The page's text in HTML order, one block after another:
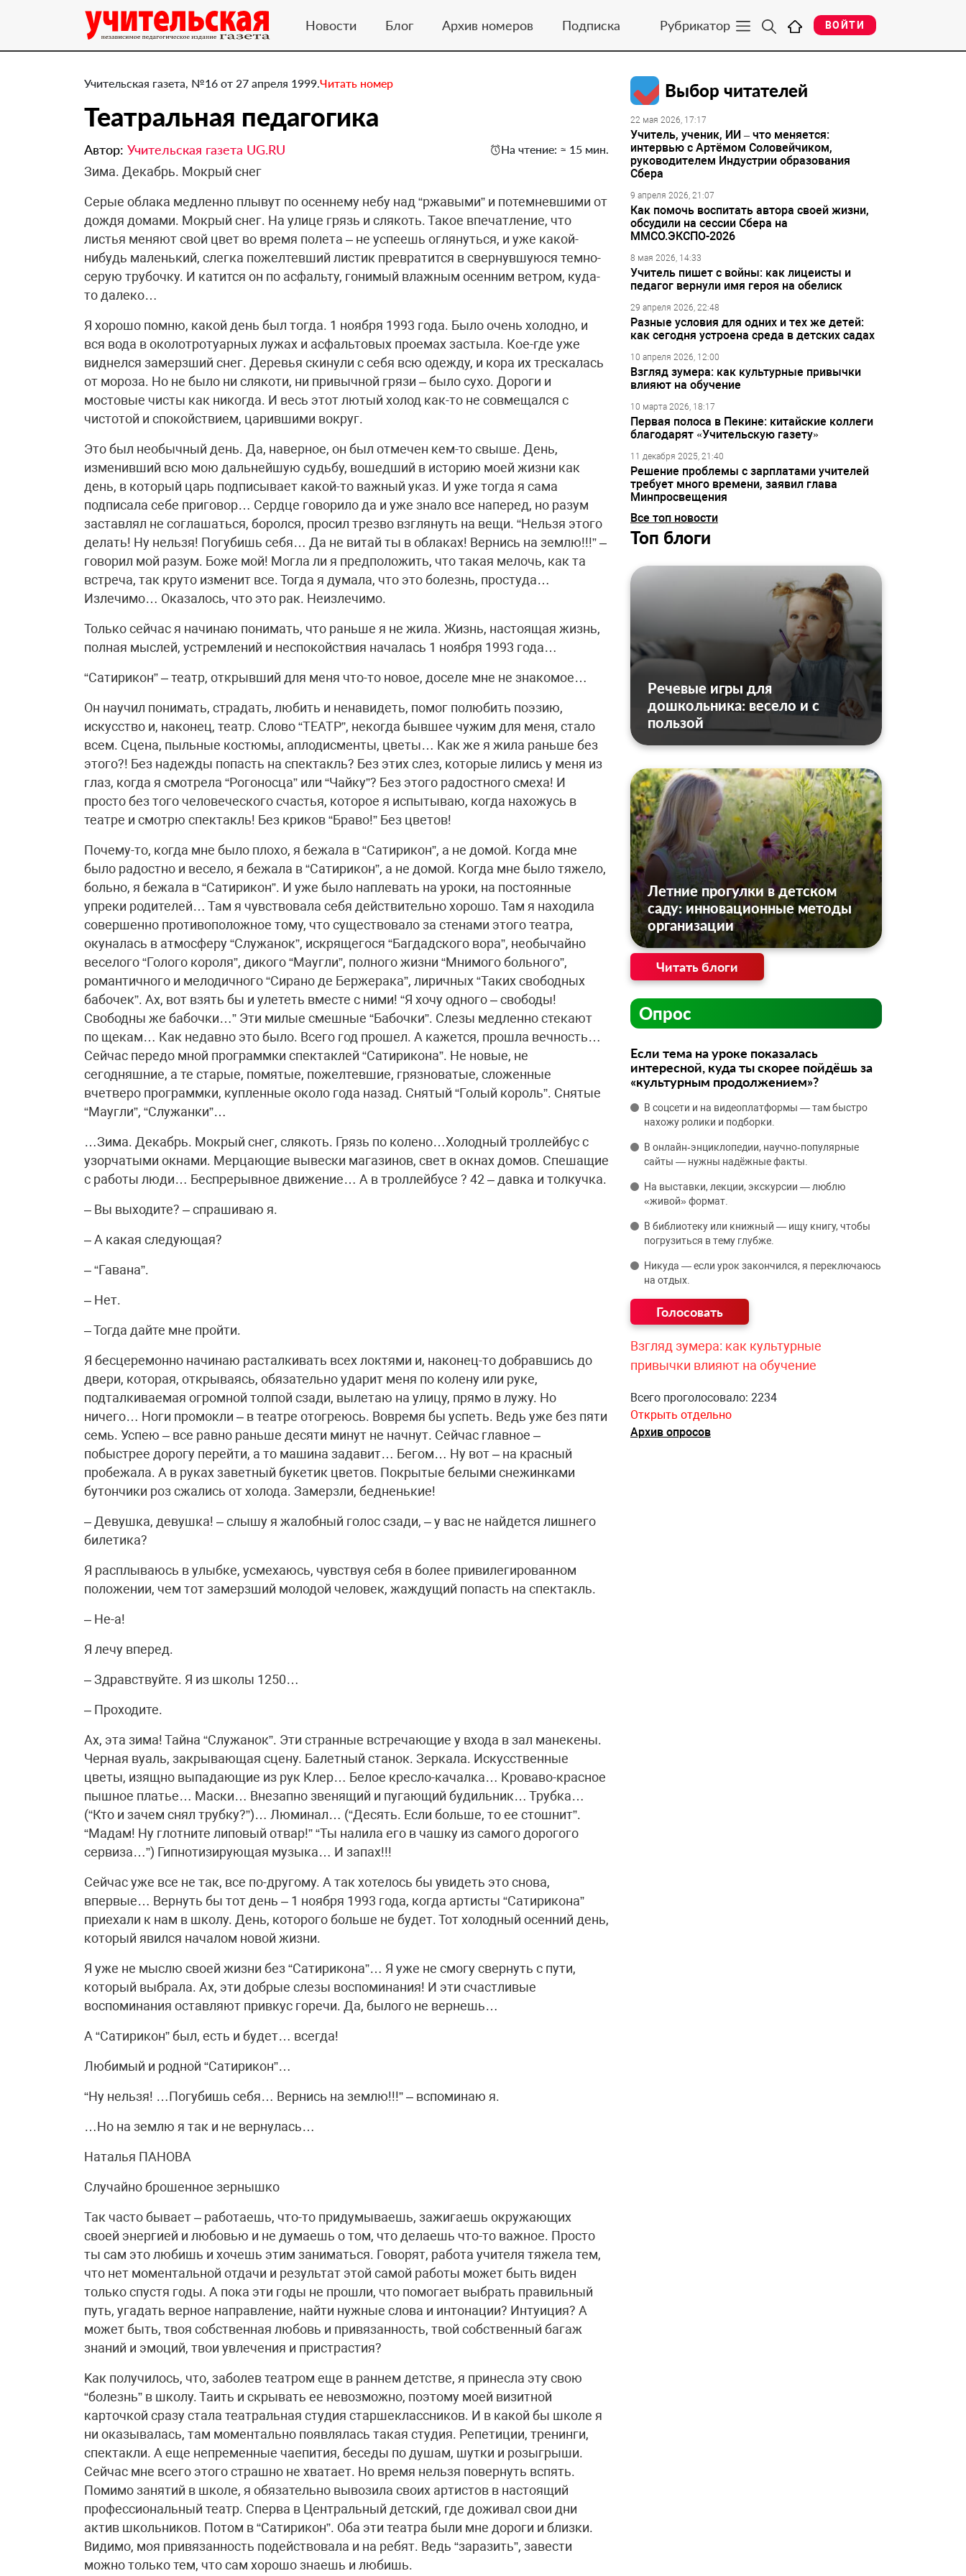
Новости Блог Архив номеров Подписка Рубрикатор ВОЙТИ
Учительская газета, №16 от 27 апреля 1999.Читать номер
Театральная педагогика
Автор: Учительская газета UG.RU На чтение: ≈ 15 мин.
Зима. Декабрь. Мокрый снег
Серые облака медленно плывут по осеннему небу над “ржавыми” и потемневшими от
дождя домами. Мокрый снег. На улице грязь и слякоть. Такое впечатление, что
листья меняют свой цвет во время полета – не успеешь оглянуться, и уже какой-
нибудь маленький, слегка пожелтевший листик превратится в свернувшуюся темно-
серую трубочку. И катится он по асфальту, гонимый влажным осенним ветром, куда-
то далеко…
Я хорошо помню, какой день был тогда. 1 ноября 1993 года. Было очень холодно, и
вся вода в околотротуарных лужах и асфальтовых проемах застыла. Кое-где уже
виднелся замерзший снег. Деревья скинули с себя всю одежду, и кора их трескалась
от мороза. Но не было ни слякоти, ни привычной грязи – было сухо. Дороги и
мостовые чисты как никогда. И весь этот лютый холод как-то не совмещался с
чистотой и спокойствием, царившими вокруг.
Это был необычный день. Да, наверное, он был отмечен кем-то свыше. День,
изменивший всю мою дальнейшую судьбу, вошедший в историю моей жизни как
день, в который царь подписывает какой-то важный указ. И уже тогда я сама
подписала себе приговор… Сердце говорило да и уже знало все наперед, но разум
заставлял не соглашаться, боролся, просил трезво взглянуть на вещи. “Нельзя этого
делать! Ну нельзя! Погубишь себя… Да не витай ты в облаках! Вернись на землю!!!” –
говорил мой разум. Боже мой! Могла ли я предположить, что такая мелочь, как та
встреча, так круто изменит все. Тогда я думала, что это болезнь, простуда…
Излечимо… Оказалось, что это рак. Неизлечимо.
Только сейчас я начинаю понимать, что раньше я не жила. Жизнь, настоящая жизнь,
полная мыслей, устремлений и неспокойствия началась 1 ноября 1993 года…
“Сатирикон” – театр, открывший для меня что-то новое, доселе мне не знакомое…
Он научил понимать, страдать, любить и ненавидеть, помог полюбить поэзию,
искусство и, наконец, театр. Слово “ТЕАТР”, некогда бывшее чужим для меня, стало
всем. Сцена, пыльные костюмы, аплодисменты, цветы… Как же я жила раньше без
этого?! Без надежды попасть на спектакль? Без этих слез, которые лились у меня из
глаз, когда я смотрела “Рогоносца” или “Чайку”? Без этого радостного смеха! И
просто без того человеческого счастья, которое я испытываю, когда нахожусь в
театре и смотрю спектакль! Без криков “Браво!” Без цветов!
Почему-то, когда мне было плохо, я бежала в “Сатирикон”, а не домой. Когда мне
было радостно и весело, я бежала в “Сатирикон”, а не домой. Когда мне было тяжело,
больно, я бежала в “Сатирикон”. И уже было наплевать на уроки, на постоянные
упреки родителей… Там я чувствовала себя действительно хорошо. Там я находила
совершенно противоположное тому, что существовало за стенами этого театра,
окуналась в атмосферу “Служанок”, искрящегося “Багдадского вора”, необычайно
веселого “Голого короля”, дикого “Маугли”, полного жизни “Мнимого больного”,
романтичного и мелодичного “Сирано де Бержерака”, лиричных “Таких свободных
бабочек”. Ах, вот взять бы и улететь вместе с ними! “Я хочу одного – свободы!
Свободны же бабочки…” Эти милые смешные “Бабочки”. Слезы медленно стекают
по щекам… Как недавно это было. Всего год прошел. А кажется, прошла вечность…
Сейчас передо мной программки спектаклей “Сатирикона”. Не новые, не
сегодняшние, а те старые, помятые, пожелтевшие, грязноватые, сложенные
вчетверо программки, купленные около года назад. Снятый “Голый король”. Снятые
“Маугли”, “Служанки”…
…Зима. Декабрь. Мокрый снег, слякоть. Грязь по колено…Холодный троллейбус с
узорчатыми окнами. Мерцающие вывески магазинов, свет в окнах домов. Спешащие
с работы люди… Беспрерывное движение… А в троллейбусе ? 42 – давка и толкучка.
– Вы выходите? – спрашиваю я.
– А какая следующая?
– “Гавана”.
– Нет.
– Тогда дайте мне пройти.
Я бесцеремонно начинаю расталкивать всех локтями и, наконец-то добравшись до
двери, которая, открываясь, обязательно ударит меня по колену или руке,
подталкиваемая огромной толпой сзади, вылетаю на улицу, прямо в лужу. Но
ничего… Ноги промокли – в театре отогреюсь. Вовремя бы успеть. Ведь уже без пяти
семь. Успею – все равно раньше десяти минут не начнут. Сейчас главное –
побыстрее дорогу перейти, а то машина задавит… Бегом… Ну вот – на красный
пробежала. А в руках заветный букетик цветов. Покрытые белыми снежинками
бутончики роз сжались от холода. Замерзли, бедненькие!
– Девушка, девушка! – слышу я жалобный голос сзади, – у вас не найдется лишнего
билетика?
Я расплываюсь в улыбке, усмехаюсь, чувствуя себя в более привилегированном
положении, чем тот замерзший молодой человек, жаждущий попасть на спектакль.
– Не-а!
Я лечу вперед.
– Здравствуйте. Я из школы 1250…
– Проходите.
Ах, эта зима! Тайна “Служанок”. Эти странные встречающие у входа в зал манекены.
Черная вуаль, закрывающая сцену. Балетный станок. Зеркала. Искусственные
цветы, изящно выпадающие из рук Клер… Белое кресло-качалка… Кроваво-красное
пышное платье… Маски… Внезапно звенящий и пугающий будильник… Трубка…
(“Кто и зачем снял трубку?”)… Люминал… (“Десять. Если больше, то ее стошнит”.
“Мадам! Ну глотните липовый отвар!” “Ты налила его в чашку из самого дорогого
сервиза…”) Гипнотизирующая музыка… И запах!!!
Сейчас уже все не так, все по-другому. А так хотелось бы увидеть это снова,
впервые… Вернуть бы тот день – 1 ноября 1993 года, когда артисты “Сатирикона”
приехали к нам в школу. День, которого больше не будет. Тот холодный осенний день,
который явился началом новой жизни.
Я уже не мыслю своей жизни без “Сатирикона”… Я уже не смогу свернуть с пути,
который выбрала. Ах, эти добрые слезы воспоминания! И эти счастливые
воспоминания оставляют привкус горечи. Да, былого не вернешь…
А “Сатирикон” был, есть и будет… всегда!
Любимый и родной “Сатирикон”…
“Ну нельзя! …Погубишь себя… Вернись на землю!!!” – вспоминаю я.
…Но на землю я так и не вернулась…
Наталья ПАНОВА
Случайно брошенное зернышко
Так часто бывает – работаешь, что-то придумываешь, зажигаешь окружающих
своей энергией и любовью и не думаешь о том, что делаешь что-то важное. Просто
ты сам это любишь и хочешь этим заниматься. Говорят, работа учителя тяжела тем,
что нет моментальной отдачи и результат этой самой работы может быть виден
только спустя годы. А пока эти годы не прошли, что помогает выбрать правильный
путь, угадать верное направление, найти нужные слова и интонации? Интуиция? А
может быть, твоя собственная любовь и привязанность, твой собственный багаж
знаний и эмоций, твои увлечения и пристрастия?
Kак получилось, что, заболев театром еще в раннем детстве, я принесла эту свою
“болезнь” в школу. Таить и скрывать ее невозможно, поэтому моей визитной
карточкой сразу стала театральная студия старшеклассников. И в какой бы школе я
ни оказывалась, там моментально появлялась такая студия. Репетиции, тренинги,
спектакли. А еще непременные чаепития, беседы по душам, шутки и розыгрыши.
Сейчас мне всего этого страшно не хватает. Но время нельзя повернуть вспять.
Помимо занятий в школе, я обязательно вывозила своих артистов в настоящий
профессиональный театр. Сперва в Центральный детский, где доживал свои дни
актив школьников. Потом в “Сатирикон”. Оба эти театра были мне дороги и близки.
Видимо, моя привязанность подействовала и на ребят. Ведь “заразить”, завести
можно только тем, что сам хорошо знаешь и любишь.
Выбор читателей
22 мая 2026, 17:17
Учитель, ученик, ИИ – что меняется:
интервью с Артёмом Соловейчиком,
руководителем Индустрии образования
Сбера
9 апреля 2026, 21:07
Как помочь воспитать автора своей жизни,
обсудили на сессии Сбера на
ММСО.ЭКСПО-2026
8 мая 2026, 14:33
Учитель пишет с войны: как лицеисты и
педагог вернули имя героя на обелиск
29 апреля 2026, 22:48
Разные условия для одних и тех же детей:
как сегодня устроена среда в детских садах
10 апреля 2026, 12:00
Взгляд зумера: как культурные привычки
влияют на обучение
10 марта 2026, 18:17
Первая полоса в Пекине: китайские коллеги
благодарят «Учительскую газету»
11 декабря 2025, 21:40
Решение проблемы с зарплатами учителей
требует много времени, заявил глава
Минпросвещения
Все топ новости
Топ блоги
Речевые игры для
дошкольника: весело и с
пользой
Летние прогулки в детском
саду: инновационные методы
организации
Читать блоги
Опрос
Если тема на уроке показалась
интересной, куда ты скорее пойдёшь за
«культурным продолжением»?
В соцсети и на видеоплатформы — там быстро
нахожу ролики и подборки.
В онлайн‑энциклопедии, научно‑популярные
сайты — нужны надёжные факты.
На выставки, лекции, экскурсии — люблю
«живой» формат.
В библиотеку или книжный — ищу книгу, чтобы
погрузиться в тему глубже.
Никуда — если урок закончился, я переключаюсь
на отдых.
Взгляд зумера: как культурные
привычки влияют на обучение
Всего проголосовало: 2234
Открыть отдельно
Архив опросов